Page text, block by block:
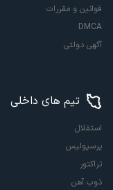
قوانین و مقررات
DMCA
آگهی دولتی
تیم های داخلی
استقلال
پرسپولیس
تراکتور
ذوب آهن